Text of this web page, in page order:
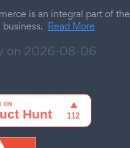
is an integral part of the
Read More
on 2026-08-06